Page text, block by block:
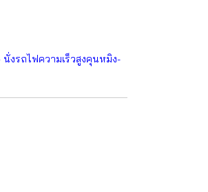
งรถไฟความเร็วสูงคุนหมิง-